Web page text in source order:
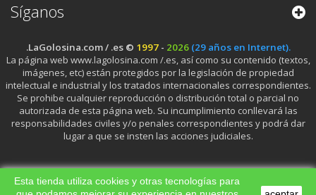
Síganos
.LaGolosina.com / .es © 1997- 2026 (29 años en Internet).
La página web www.lagolosina.com /.es, así como su contenido (textos,
imágenes, etc) están protegidos por la legislación de propiedad
intelectual e industrial y los tratados internacionales correspondientes.
Se prohibe cualquier reproducción o distribución total o parcial no
autorizada de esta página web. Su incumplimiento conllevará las
responsabilidades civiles y/o penales correspondientes y podrá dar
lugar a que se insten las acciones judiciales.
Esta tienda utiliza cookies y otras tecnologías para